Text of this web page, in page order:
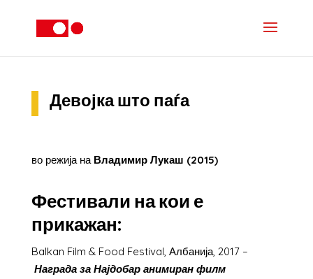
Девојка што паѓа
во режија наВладимир Лукаш (2015)
Фестивали на кои е
прикажан:
Balkan Film & Food Festival, Албанија, 2017 –
Награда за Најдобар анимиран филм